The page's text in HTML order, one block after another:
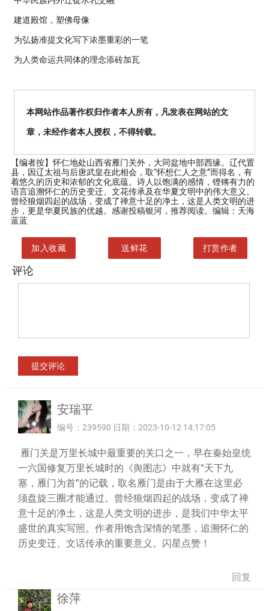
建道殿馆，塑佛母像
为弘扬准提文化写下浓墨重彩的一笔
为人类命运共同体的理念添砖加瓦
本网站作品著作权归作者本人所有，凡发表在网站的文
章，未经作者本人授权，不得转载。
【编者按】怀仁地处山西省雁门关外，大同盆地中部西缘。辽代置
县，因辽太祖与后唐武皇在此相会，取“怀想仁人之意”而得名，有
着悠久的历史和浓郁的文化底蕴。诗人以饱满的感情，铿锵有力的
语言追溯怀仁的历史变迁、文花传承及在华夏文明中的伟大意义。
曾经狼烟四起的战场，变成了禅意十足的净土，这是人类文明的进
步，更是华夏民族的优越。感谢投稿银河，推荐阅读。编辑：天海
蓝蓝
加入收藏 送鲜花 打赏作者
评论
安瑞平
编号：239590 日期：2023-10-12 14:17:05
雁门关是万里长城中最重要的关口之一，早在秦始皇统
一六国修复万里长城时的《舆图志》中就有“天下九
塞，雁门为首”的记载，取名雁门是由于大雁在这里必
须盘旋三圈才能通过。曾经狼烟四起的战场，变成了禅
意十足的净土，这是人类文明的进步，是我们中华太平
盛世的真实写照。作者用饱含深情的笔墨，追溯怀仁的
历史变迁、文话传承的重要意义。闪星点赞！
回复
徐萍